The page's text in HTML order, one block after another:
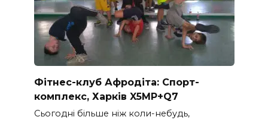
Фітнес-клуб Афродіта: Спорт-
комплекс, Харків X5MP+Q7
Сьогодні більше ніж коли-небудь,